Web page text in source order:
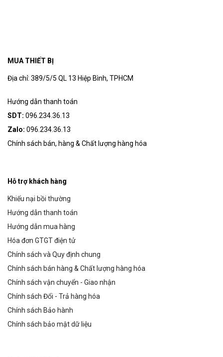
MUA THIẾT BỊ
Địa chỉ: 389/5/5 QL 13 Hiệp Bình, TPHCM
Hướng dẫn thanh toán
SDT: 096.234.36.13
Zalo: 096.234.36.13
Chính sách bán, hàng & Chất lượng hàng hóa
Hỗ trợ khách hàng
Khiếu nại bồi thường
Hướng dẫn thanh toán
Hướng dẫn mua hàng
Hóa đơn GTGT điện tử
Chính sách và Quy định chung
Chính sách bán hàng & Chất lượng hàng hóa
Chính sách vận chuyển - Giao nhận
Chính sách Đổi - Trả hàng hóa
Chính sách Bảo hành
Chính sách bảo mật dữ liệu